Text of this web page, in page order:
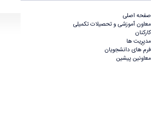
صفحه اصلی
معاون آموزشى و تحصيلات تكميلى
کارکنان
مدیریت ها
فرم های دانشجویان
معاونین پیشین
فراخوان پذيرش بدون آزمون دکتری 1406-1405 - معاونت آموزشی و تحصیلات تکمیلی